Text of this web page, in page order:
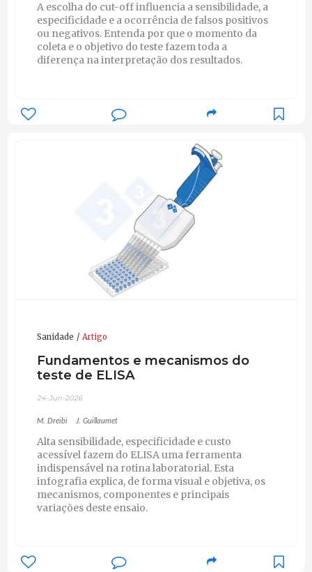
A escolha do cut-off influencia a sensibilidade, a
especificidade e a ocorrência de falsos positivos
ou negativos. Entenda por que o momento da
coleta e o objetivo do teste fazem toda a
diferença na interpretação dos resultados.
Sanidade Artigo
Fundamentos e mecanismos do
teste de ELISA
24-Jun-2026
M. Dreibi J. Guillaumet
Alta sensibilidade, especificidade e custo
acessível fazem do ELISA uma ferramenta
indispensável na rotina laboratorial. Esta
infografia explica, de forma visual e objetiva, os
mecanismos, componentes e principais
variações deste ensaio.